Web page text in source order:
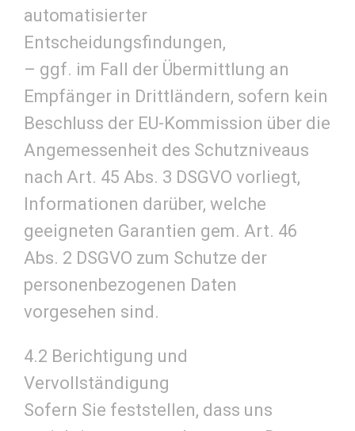
automatisierter
Entscheidungsfindungen,
– ggf. im Fall der Übermittlung an
Empfänger in Drittländern, sofern kein
Beschluss der EU-Kommission über die
Angemessenheit des Schutzniveaus
nach Art. 45 Abs. 3 DSGVO vorliegt,
Informationen darüber, welche
geeigneten Garantien gem. Art. 46
Abs. 2 DSGVO zum Schutze der
personenbezogenen Daten
vorgesehen sind.
4.2 Berichtigung und
Vervollständigung
Sofern Sie feststellen, dass uns